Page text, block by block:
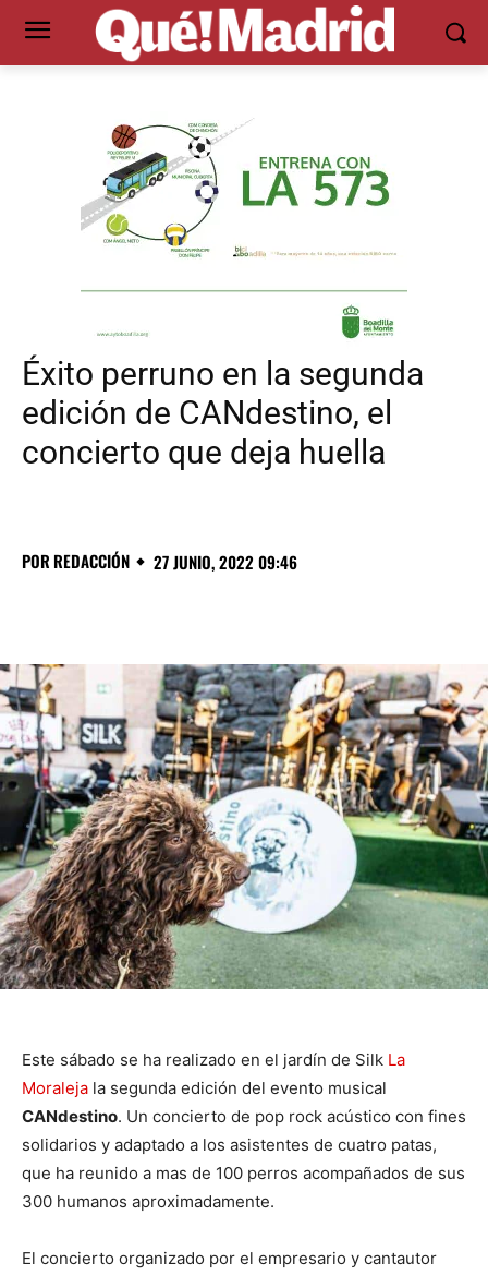
Éxito perruno en la segunda
edición de CANdestino, el
concierto que deja huella
POR REDACCIÓN 27 JUNIO, 2022 09:46
Este sábado se ha realizado en el jardín de Silk La
Moraleja la segunda edición del evento musical
CANdestino. Un concierto de pop rock acústico con fines
solidarios y adaptado a los asistentes de cuatro patas,
que ha reunido a mas de 100 perros acompañados de sus
300 humanos aproximadamente.
El concierto organizado por el empresario y cantautor